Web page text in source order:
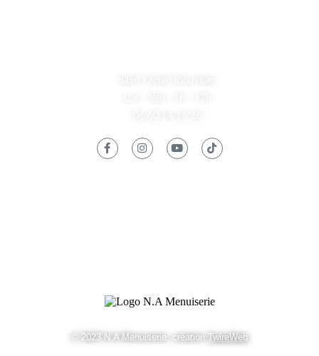
© 2023 N.A Menuiserie, création TwireWeb